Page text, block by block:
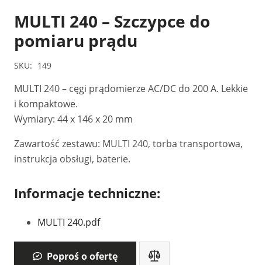
MULTI 240 – Szczypce do
pomiaru prądu
SKU: 149
MULTI 240 – cęgi prądomierze AC/DC do 200 A. Lekkie
i kompaktowe.
Wymiary: 44 x 146 x 20 mm
Zawartość zestawu: MULTI 240, torba transportowa,
instrukcja obsługi, baterie.
Informacje techniczne:
MULTI 240.pdf
Poproś o ofertę